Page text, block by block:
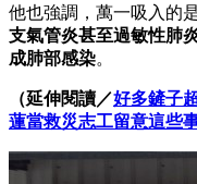
他也強調，萬一吸入的
支氣管炎甚至過敏性肺
成肺部感染。
（延伸閱讀／好多鏟子
蓮當救災志工留意這些